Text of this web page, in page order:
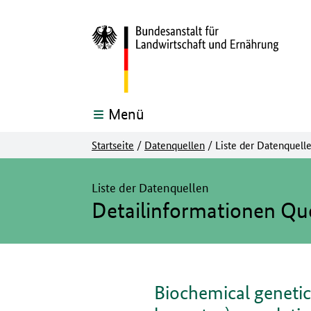
Menü
Startseite / Datenquellen / Liste der
Detailinformationen
Liste der Datenquellen
Biochemical